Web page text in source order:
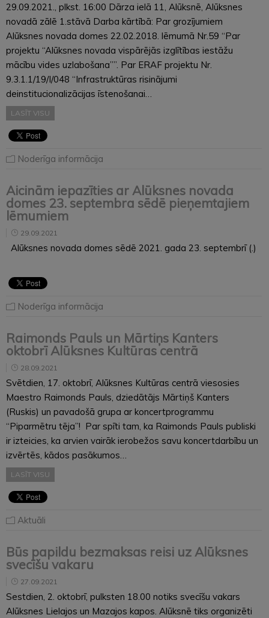
29.09.2021., plkst. 16:00 Dārza ielā 11, Alūksnē, Alūksnes
novadā zālē 1.stāvā Darba kārtībā: Par grozījumiem
Alūksnes novada domes 22.02.2018. lēmumā Nr.59 “Par
projektu “Alūksnes novada vispārējās izglītības iestāžu
mācību vides uzlabošana””. Par ERAF projektu Nr.
9.3.1.1/19/I/048 “Infrastruktūras risinājumi
deinstitucionalizācijas īstenošanai…
LASĪT VISU
Noderīga informācija
Aicinām iepazīties ar Alūksnes novada
domes 23. septembra sēdē pieņemtajiem
lēmumiem
29.09.2021
Alūksnes novada domes sēdē 2021. gada 23. septembrī (.)
Noderīga informācija
Raimonds Pauls un Mārtiņs Kanters
oktobrī Alūksnes Kultūras centrā
28.09.2021
Svētdien, 17. oktobrī, Alūksnes Kultūras centrā viesosies
Maestro Raimonds Pauls, dziedātājs Mārtiņš Kanters
(Ruskis) un pavadošā grupa ar koncertprogrammu
“Piparmētru tēja”! Par spīti tam, ka Raimonds Pauls publiski
ir izteicies, ka arvien vairāk ierobežos savu koncertdarbību un
izvērtēs, kādos pasākumos…
LASĪT VISU
Aktuāli
Būs papildu bezmaksas reisi uz Alūksnes
svecīšu vakaru
27.09.2021
Sestdien, 2. oktobrī, pulksten 18.00 notiks svecīšu vakars
Alūksnes Lielajos un Mazajos kapos. Alūksnē tiks organizēti